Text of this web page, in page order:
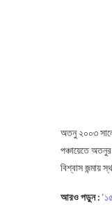
অতনু ২০০৩ সালে
পঞ্চায়েতে
বিশ্বাস জন্মায়
আরও পড়ুন :